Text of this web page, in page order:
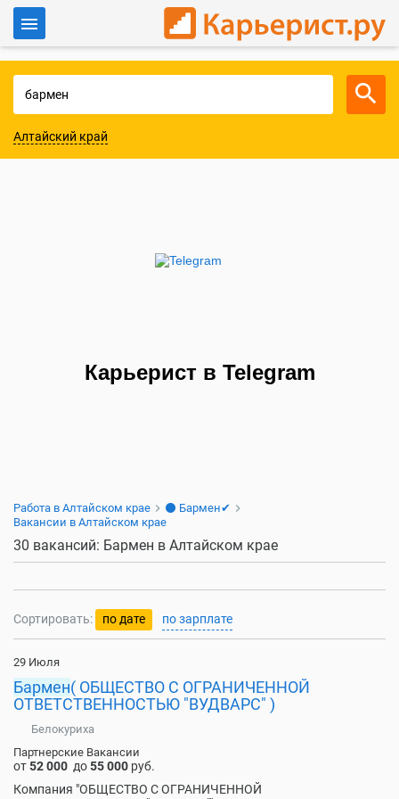
Для работодателей
Алтайский край
Карьерист в Telegram
Работа в Алтайском крае
⚫ Бармен✔
Вакансии в Алтайском крае
30 вакансий: Бармен в Алтайском крае
Сортировать: по дате по зарплате
29 Июля
Бармен( ОБЩЕСТВО С ОГРАНИЧЕННОЙ
ОТВЕТСТВЕННОСТЬЮ "ВУДВАРС" )
Белокуриха
Партнерские Вакансии
от52 000 до55 000 руб.
Компания "ОБЩЕСТВО С ОГРАНИЧЕННОЙ